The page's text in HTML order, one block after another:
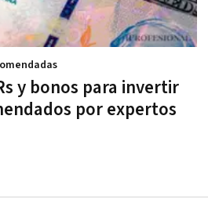
y bonos para invertir
por expertos